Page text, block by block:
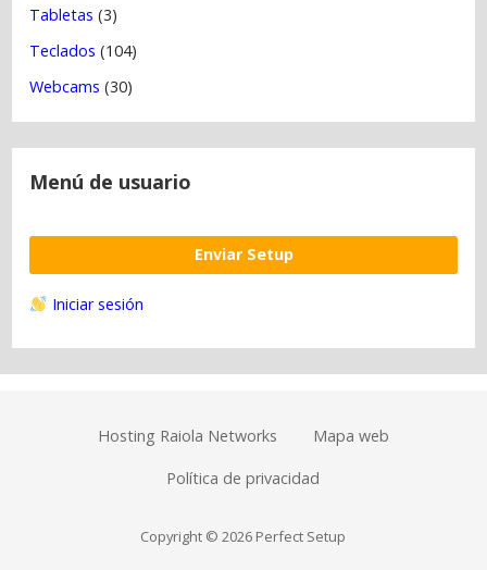
Tabletas (3)
Teclados (104)
Webcams (30)
Menú de usuario
Enviar Setup
Iniciar sesión
Hosting Raiola Networks Mapa web
Política de privacidad
Copyright © 2026 Perfect Setup